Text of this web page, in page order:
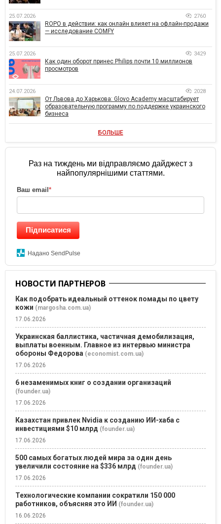
25.07.2026 2760
ROPO в действии: как онлайн влияет на офлайн-продажи
— исследование COMFY
25.07.2026 3429
Как один оборот принес Philips почти 10 миллионов
просмотров
24.07.2026 2028
От Львова до Харькова: Glovo Academy масштабирует
образовательную программу по поддержке украинского
бизнеса
БОЛЬШЕ
Раз на тиждень ми відправляємо дайджест з
найпопулярнішими статтями.
Ваш email*
Підписатися
Надано SendPulse
НОВОСТИ ПАРТНЕРОВ
Как подобрать идеальный оттенок помады по цвету
кожи (margosha.com.ua)
17.06.2026
Украинская баллистика, частичная демобилизация,
выплаты военным. Главное из интервью министра
обороны Федорова (economist.com.ua)
17.06.2026
6 незаменимых книг о создании организаций
(founder.ua)
17.06.2026
Казахстан привлек Nvidia к созданию ИИ-хаба с
инвестициями $10 млрд (founder.ua)
17.06.2026
500 самых богатых людей мира за один день
увеличили состояние на $336 млрд (founder.ua)
17.06.2026
Технологические компании сократили 150 000
работников, объясняя это ИИ (founder.ua)
16.06.2026